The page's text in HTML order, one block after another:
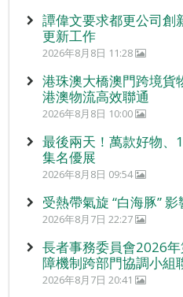
譚偉文要求都更公司創
更新工作
2026年8月8日 11:28
港珠澳大橋澳門跨境貨
港澳物流高效聯通
2026年8月8日 10:00
最後兩天！萬款好物、
集名優展
2026年8月8日 09:54
受熱帶氣旋 “白海豚”
2026年8月7日 22:27
長者事務委員會2026
障機制跨部門協調小組
2026年8月7日 20:41